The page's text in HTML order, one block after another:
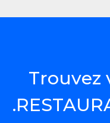
Trouvez